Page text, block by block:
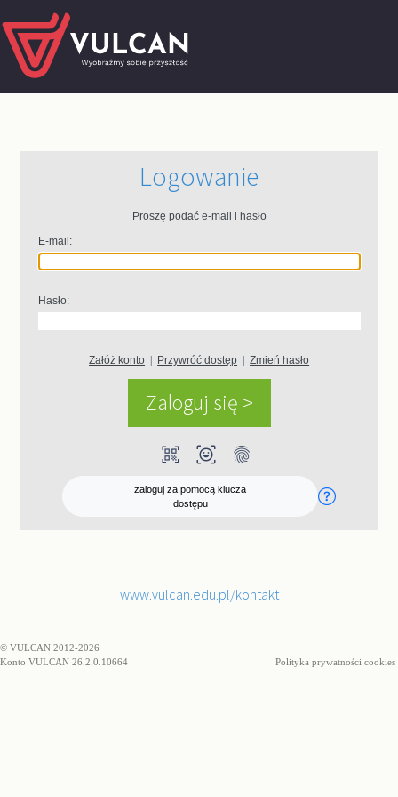
Logowanie
Proszę podać e-mail i hasło
E-mail:
Hasło:
Załóż konto Przywróć dostęp |Zmień hasło
qr_code_scanner ar_on_you fingerprint
zaloguj za pomocą klucza
dostępu
www.vulcan.edu.pl/kontakt
© VULCAN 2012-2026
Konto VULCAN 26.2.0.10664
Polityka prywatności cookies